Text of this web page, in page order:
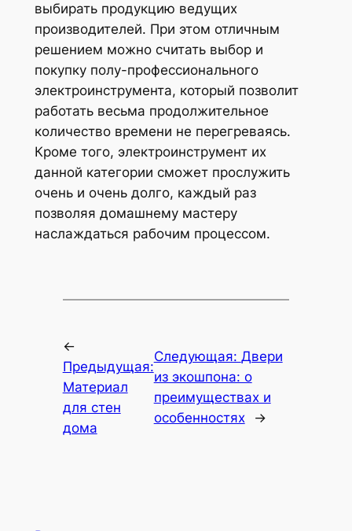
выбирать продукцию ведущих
производителей. При этом отличным
решением можно считать выбор и
покупку полу-профессионального
электроинструмента, который позволит
работать весьма продолжительное
количество времени не перегреваясь.
Кроме того, электроинструмент их
данной категории сможет прослужить
очень и очень долго, каждый раз
позволяя домашнему мастеру
наслаждаться рабочим процессом.
←
Предыдущая:
Материал
для стен
дома
Следующая: Двери
из экошпона: о
преимуществах и
особенностях
→